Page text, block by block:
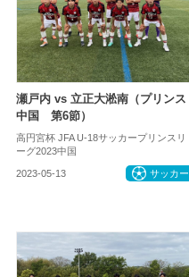
瀬戸内 vs 立正大淞南（プリンス
中国 第6節）
高円宮杯 JFA U-18サッカープリンスリ
ーグ2023中国
2023-05-13 サッカー